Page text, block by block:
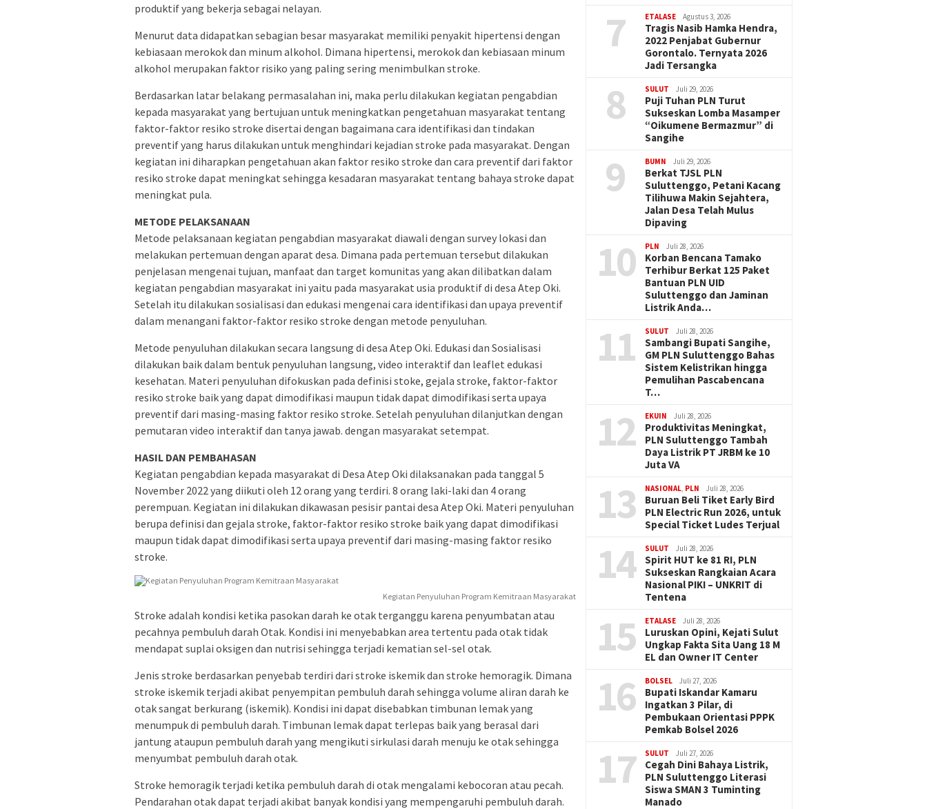
produktif yang bekerja sebagai nelayan.
Menurut data didapatkan sebagian besar masyarakat memiliki penyakit hipertensi dengan
kebiasaan merokok dan minum alkohol. Dimana hipertensi, merokok dan kebiasaan minum
alkohol merupakan faktor risiko yang paling sering menimbulkan stroke.
Berdasarkan latar belakang permasalahan ini, maka perlu dilakukan kegiatan pengabdian
kepada masyarakat yang bertujuan untuk meningkatkan pengetahuan masyarakat tentang
faktor-faktor resiko stroke disertai dengan bagaimana cara identifikasi dan tindakan
preventif yang harus dilakukan untuk menghindari kejadian stroke pada masyarakat. Dengan
kegiatan ini diharapkan pengetahuan akan faktor resiko stroke dan cara preventif dari faktor
resiko stroke dapat meningkat sehingga kesadaran masyarakat tentang bahaya stroke dapat
meningkat pula.
METODE PELAKSANAAN
Metode pelaksanaan kegiatan pengabdian masyarakat diawali dengan survey lokasi dan
melakukan pertemuan dengan aparat desa. Dimana pada pertemuan tersebut dilakukan
penjelasan mengenai tujuan, manfaat dan target komunitas yang akan dilibatkan dalam
kegiatan pengabdian masyarakat ini yaitu pada masyarakat usia produktif di desa Atep Oki.
Setelah itu dilakukan sosialisasi dan edukasi mengenai cara identifikasi dan upaya preventif
dalam menangani faktor-faktor resiko stroke dengan metode penyuluhan.
Metode penyuluhan dilakukan secara langsung di desa Atep Oki. Edukasi dan Sosialisasi
dilakukan baik dalam bentuk penyuluhan langsung, video interaktif dan leaflet edukasi
kesehatan. Materi penyuluhan difokuskan pada definisi stoke, gejala stroke, faktor-faktor
resiko stroke baik yang dapat dimodifikasi maupun tidak dapat dimodifikasi serta upaya
preventif dari masing-masing faktor resiko stroke. Setelah penyuluhan dilanjutkan dengan
pemutaran video interaktif dan tanya jawab. dengan masyarakat setempat.
HASIL DAN PEMBAHASAN
Kegiatan pengabdian kepada masyarakat di Desa Atep Oki dilaksanakan pada tanggal 5
November 2022 yang diikuti oleh 12 orang yang terdiri. 8 orang laki-laki dan 4 orang
perempuan. Kegiatan ini dilakukan dikawasan pesisir pantai desa Atep Oki. Materi penyuluhan
berupa definisi dan gejala stroke, faktor-faktor resiko stroke baik yang dapat dimodifikasi
maupun tidak dapat dimodifikasi serta upaya preventif dari masing-masing faktor resiko
stroke.
Kegiatan Penyuluhan Program Kemitraan Masyarakat
Stroke adalah kondisi ketika pasokan darah ke otak terganggu karena penyumbatan atau
pecahnya pembuluh darah Otak. Kondisi ini menyebabkan area tertentu pada otak tidak
mendapat suplai oksigen dan nutrisi sehingga terjadi kematian sel-sel otak.
Jenis stroke berdasarkan penyebab terdiri dari stroke iskemik dan stroke hemoragik. Dimana
stroke iskemik terjadi akibat penyempitan pembuluh darah sehingga volume aliran darah ke
otak sangat berkurang (iskemik). Kondisi ini dapat disebabkan timbunan lemak yang
menumpuk di pembuluh darah. Timbunan lemak dapat terlepas baik yang berasal dari
jantung ataupun pembuluh darah yang mengikuti sirkulasi darah menuju ke otak sehingga
menyumbat pembuluh darah otak.
Stroke hemoragik terjadi ketika pembuluh darah di otak mengalami kebocoran atau pecah.
Pendarahan otak dapat terjadi akibat banyak kondisi yang mempengaruhi pembuluh darah.
7 ETALASE Agustus 3, 2026
Tragis Nasib Hamka Hendra,
2022 Penjabat Gubernur
Gorontalo. Ternyata 2026
Jadi Tersangka
8 SULUT Juli 29, 2026
Puji Tuhan PLN Turut
Sukseskan Lomba Masamper
“Oikumene Bermazmur” di
Sangihe
9 BUMN Juli 29, 2026
Berkat TJSL PLN
Suluttenggo, Petani Kacang
Tilihuwa Makin Sejahtera,
Jalan Desa Telah Mulus
Dipaving
10 PLN Juli 28, 2026
Korban Bencana Tamako
Terhibur Berkat 125 Paket
Bantuan PLN UID
Suluttenggo dan Jaminan
Listrik Anda…
11 SULUT Juli 28, 2026
Sambangi Bupati Sangihe,
GM PLN Suluttenggo Bahas
Sistem Kelistrikan hingga
Pemulihan Pascabencana
T…
12 EKUIN Juli 28, 2026
Produktivitas Meningkat,
PLN Suluttenggo Tambah
Daya Listrik PT JRBM ke 10
Juta VA
13 NASIONAL, PLN Juli 28, 2026
Buruan Beli Tiket Early Bird
PLN Electric Run 2026, untuk
Special Ticket Ludes Terjual
14 SULUT Juli 28, 2026
Spirit HUT ke 81 RI, PLN
Sukseskan Rangkaian Acara
Nasional PIKI – UNKRIT di
Tentena
15 ETALASE Juli 28, 2026
Luruskan Opini, Kejati Sulut
Ungkap Fakta Sita Uang 18 M
EL dan Owner IT Center
16 BOLSEL Juli 27, 2026
Bupati Iskandar Kamaru
Ingatkan 3 Pilar, di
Pembukaan Orientasi PPPK
Pemkab Bolsel 2026
17 SULUT Juli 27, 2026
Cegah Dini Bahaya Listrik,
PLN Suluttenggo Literasi
Siswa SMAN 3 Tuminting
Manado